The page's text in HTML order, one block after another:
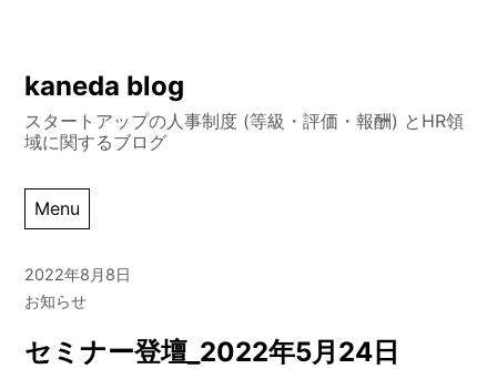
Skip
content
kaneda blog
スタートアップの人事制度 (等級・評価・報酬) とHR領
域に関するブログ
Menu
2022年8月8日
お知らせ
セミナー登壇_2022年5月24日